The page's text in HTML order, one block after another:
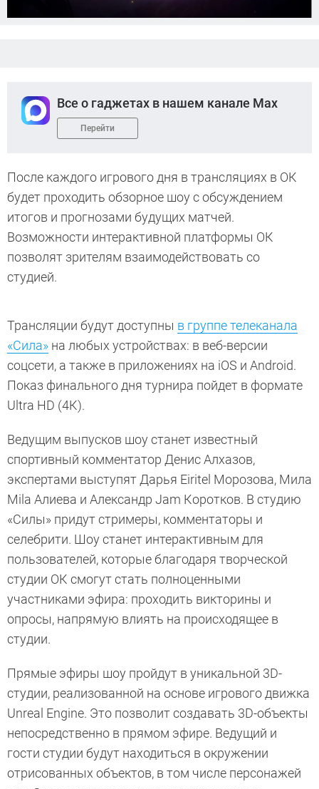
Все о гаджетах в нашем канале Max
Перейти
После каждого игрового дня в трансляциях в ОК
будет проходить обзорное шоу с обсуждением
итогов и прогнозами будущих матчей.
Возможности интерактивной платформы ОК
позволят зрителям взаимодействовать со
студией.
Трансляции будут доступны в группе телеканала
«Сила» на любых устройствах: в веб-версии
соцсети, а также в приложениях на iOS и Android.
Показ финального дня турнира пойдет в формате
Ultra HD (4К).
Ведущим выпусков шоу станет известный
спортивный комментатор Денис Алхазов,
экспертами выступят Дарья Eiritel Морозова, Мила
Mila Алиева и Александр Jam Коротков. В студию
«Силы» придут стримеры, комментаторы и
селебрити. Шоу станет интерактивным для
пользователей, которые благодаря творческой
студии ОК смогут стать полноценными
участниками эфира: проходить викторины и
опросы, напрямую влиять на происходящее в
студии.
Прямые эфиры шоу пройдут в уникальной 3D-
студии, реализованной на основе игрового движка
Unreal Engine. Это позволит создавать 3D-объекты
непосредственно в прямом эфире. Ведущий и
гости студии будут находиться в окружении
отрисованных объектов, в том числе персонажей